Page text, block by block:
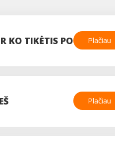
KO TIKĖTIS PO Plačiau
Plačiau